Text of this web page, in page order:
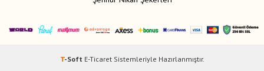
T-Soft E-TicaretSistemleriyle Hazırlanmıştır.